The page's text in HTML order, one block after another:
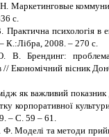
Маркетинговые
с.
психологія в
2008. – 270 с.
В. Брендинг:
Економічний вісник
як важливий показник
корпоративної
– С. 59 – 61.
Моделі та методи